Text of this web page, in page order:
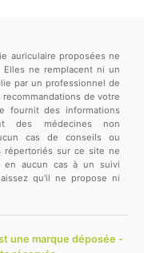
auriculaire proposées ne
ne remplacent ni un
par un professionnel de
de votre
fournit des informations
des médecines non
cas de conseils ou
répertoriés sur ce site ne
aucun cas à un suivi
qu'il ne propose ni
une marque déposée -